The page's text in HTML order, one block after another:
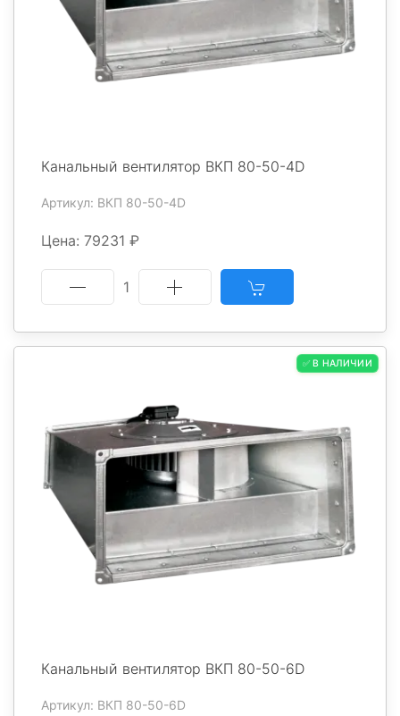
Канальный вентилятор ВКП 80-50-4D
Артикул: ВКП 80-50-4D
Цена: 79231 ₽
1
✅ В НАЛИЧИИ
Канальный вентилятор ВКП 80-50-6D
Артикул: ВКП 80-50-6D